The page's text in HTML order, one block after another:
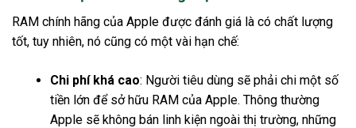
RAM chính hãng của Apple được đánh giá là có chất lượng
tốt, tuy nhiên, nó cũng có một vài hạn chế:
Chi phí khá cao: Người tiêu dùng sẽ phải chi một số
tiền lớn để sở hữu RAM của Apple. Thông thường
Apple sẽ không bán linh kiện ngoài thị trường, những